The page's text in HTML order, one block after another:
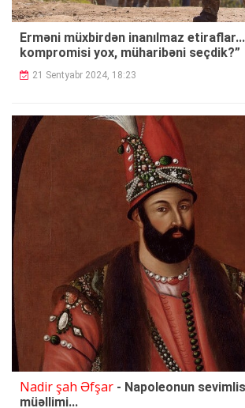
Erməni müxbirdən inanılmaz
kompromisi yox, müharibəni seçdik?”
21 Sentyabr 2024, 18:23
Nadir şah Əfşar - Napoleonun
müəllimi...